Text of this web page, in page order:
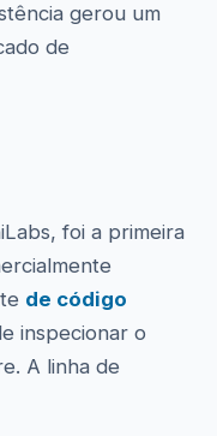
gerou um
de
foi a primeira
de código
inspecionar o
A linha de